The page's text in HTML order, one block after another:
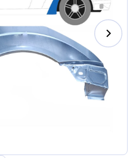
Magyar
Hrvatski